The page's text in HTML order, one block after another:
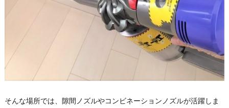
そんな場所では、隙間ノズルやコンビネーションノズルが活躍しま